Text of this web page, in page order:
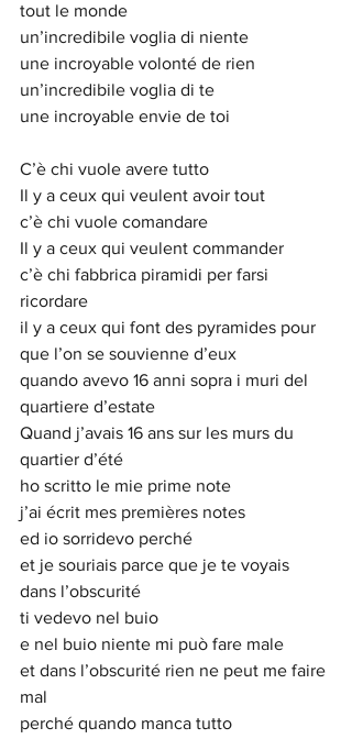
tout le monde
un’incredibile voglia di niente
une incroyable volonté de rien
un’incredibile voglia di te
une incroyable envie de toi
C’è chi vuole avere tutto
Il y a ceux qui veulent avoir tout
c’è chi vuole comandare
Il y a ceux qui veulent commander
c’è chi fabbrica piramidi per farsi
ricordare
il y a ceux qui font des pyramides pour
que l’on se souvienne d’eux
quando avevo 16 anni sopra i muri del
quartiere d’estate
Quand j’avais 16 ans sur les murs du
quartier d’été
ho scritto le mie prime note
j’ai écrit mes premières notes
ed io sorridevo perché
et je souriais parce que je te voyais
dans l’obscurité
ti vedevo nel buio
e nel buio niente mi può fare male
et dans l’obscurité rien ne peut me faire
mal
perché quando manca tutto